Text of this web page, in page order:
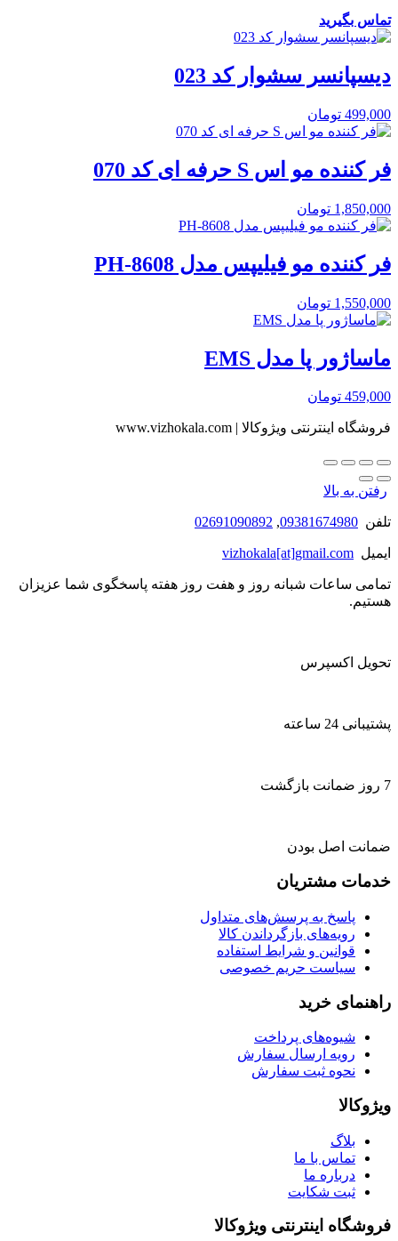
تماس بگیرید
دیسپانسر سشوار کد 023
499,000 تومان
فر کننده مو اس S حرفه ای کد 070
1,850,000 تومان
فر کننده مو فیلیپس مدل PH-8608
1,550,000 تومان
ماساژور پا مدل EMS
459,000 تومان
فروشگاه اینترنتی ویژوکالا | www.vizhokala.com
رفتن به بالا
تلفن 09381674980
,
02691090892
ایمیل vizhokala[at]gmail.com
تمامی ساعات شبانه روز و هفت روز هفته پاسخگوی شما عزیزان
هستیم.
تحویل اکسپرس
پشتیبانی 24 ساعته
7 روز ضمانت بازگشت
ضمانت اصل بودن
خدمات مشتریان
پاسخ به پرسش‌های متداول
رویه‌های بازگرداندن کالا
قوانین و شرایط استفاده
سیاست حریم خصوصی
راهنمای خرید
شیوه‌های پرداخت
رویه ارسال سفارش
نحوه ثبت سفارش
ویژوکالا
بلاگ
تماس با ما
درباره ما
ثبت شکایت
فروشگاه اینترنتی ویژوکالا